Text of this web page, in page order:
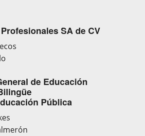
SA de CV
de Educación
Pública